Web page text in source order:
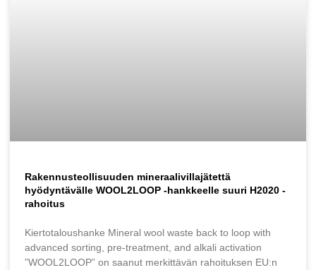
Rakennusteollisuuden mineraalivillajätettä
hyödyntävälle WOOL2LOOP -hankkeelle suuri H2020 -
rahoitus
Kiertotaloushanke Mineral wool waste back to loop with
advanced sorting, pre-treatment, and alkali activation
”WOOL2LOOP” on saanut merkittävän rahoituksen EU:n